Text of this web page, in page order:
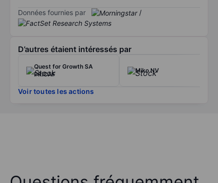
Données fournies par /
D’autres étaient intéressés par
Quest for Growth SA
PRICAF
Miko NV
Voir toutes les actions